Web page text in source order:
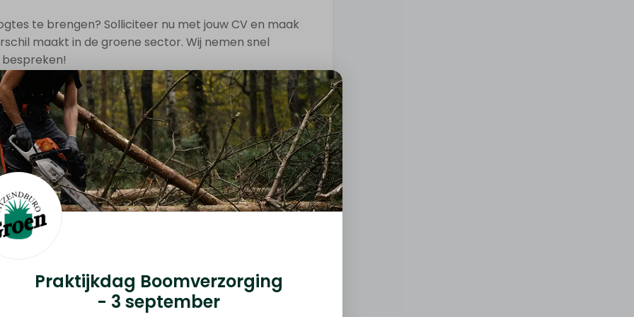
te brengen? Solliciteer nu met jouw CV en maak
maakt in de groene sector. Wij nemen snel
hier om je te helpen.
Praktijkdag Boomverzorging
- 3 september